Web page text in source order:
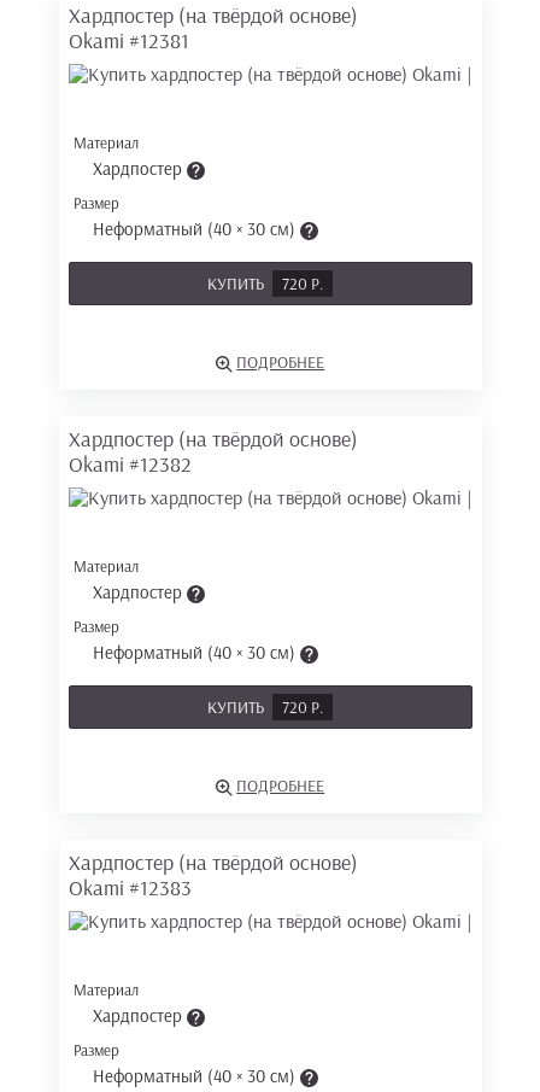
Хардпостер (на твёрдой основе)
Okami #12381
Материал
Хардпостер
Размер
Неформатный (40 × 30 см)
КУПИТЬ 720 Р.
ПОДРОБНЕЕ
Хардпостер (на твёрдой основе)
Okami #12382
Материал
Хардпостер
Размер
Неформатный (40 × 30 см)
КУПИТЬ 720 Р.
ПОДРОБНЕЕ
Хардпостер (на твёрдой основе)
Okami #12383
Материал
Хардпостер
Размер
Неформатный (40 × 30 см)